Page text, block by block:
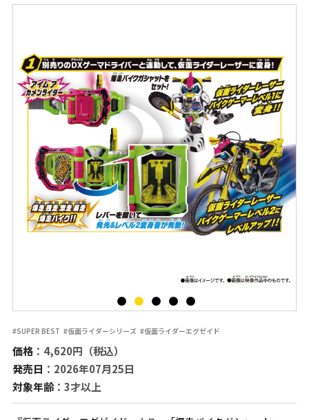
#SUPER BEST #仮面ライダーシリーズ #仮面ライダーエグゼイド
価格：4,620円（税込）
発売日 ：2026年07月25日
対象年齢：3才以上